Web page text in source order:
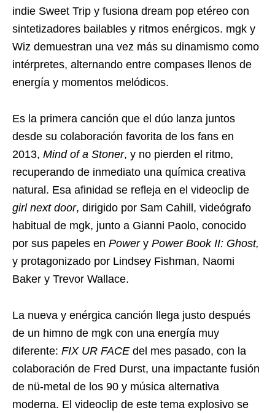
indie Sweet Trip y fusiona dream pop etéreo con
sintetizadores bailables y ritmos enérgicos. mgk y
Wiz demuestran una vez más su dinamismo como
intérpretes, alternando entre compases llenos de
energía y momentos melódicos.
Es la primera canción que el dúo lanza juntos
desde su colaboración favorita de los fans en
2013, Mind of a Stoner, y no pierden el ritmo,
recuperando de inmediato una química creativa
natural. Esa afinidad se refleja en el videoclip de
girl next door, dirigido por Sam Cahill, videógrafo
habitual de mgk, junto a Gianni Paolo, conocido
por sus papeles en Power y Power Book II: Ghost,
y protagonizado por Lindsey Fishman, Naomi
Baker y Trevor Wallace.
La nueva y enérgica canción llega justo después
de un himno de mgk con una energía muy
diferente: FIX UR FACE del mes pasado, con la
colaboración de Fred Durst, una impactante fusión
de nü-metal de los 90 y música alternativa
moderna. El videoclip de este tema explosivo se